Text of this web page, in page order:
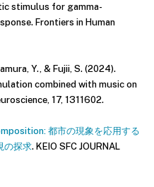
stimulus for gamma-
Frontiers in Human
Y., & Fujii, S. (2024).
combined with music on
17, 1311602.
都市の現象を応用する
の探求. KEIO SFC JOURNAL